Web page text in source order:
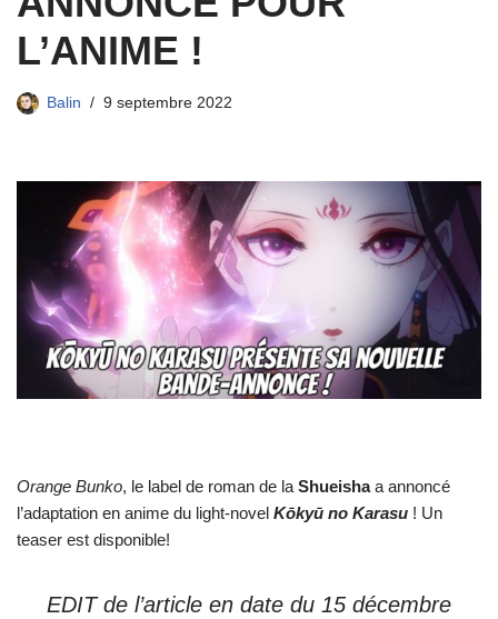
L’ANIME !
Balin 9 septembre 2022
Orange Bunko, le label de roman de laShueishaa annoncé
l’adaptation en anime du light-novel Kōkyū no Karasu ! Un
teaser est disponible!
EDIT de l’article en date du 15 décembre